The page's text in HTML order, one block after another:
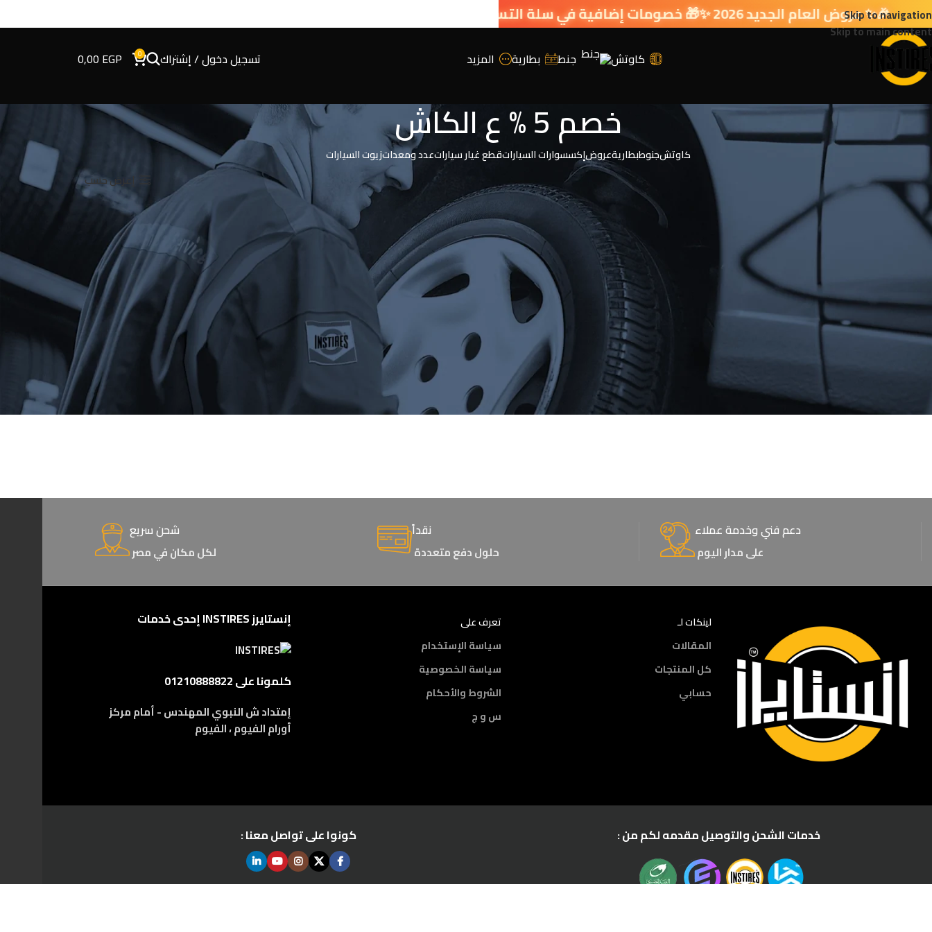
Skip to navigation
Skip to main content
كاوتش جنط بطارية المزيد تسجيل دخول / إشتراك 0
0,00 EGP
خصم 5 % ع الكاش
كاوتشجنوطبطاريةعروضإكسسوارات السياراتقطع غيار سياراتعدد ومعداتزيوت السيارات
الرئيسية صفقة اليوم المنتج إعرض حسب
دعم فني وخدمة عملاء
على مدار اليوم
نقداً
حلول دفع متعددة
شحن سريع
لكل مكان في مصر
لينكات لـ
المقالات
كل المنتجات
حسابي
تعرف على
سياسة الإستخدام
سياسة الخصوصية
الشروط والأحكام
س و ج
إنستايرز INSTIRES إحدى خدمات
كلمونا على 01210888822
إمتداد ش النبوي المهندس - أمام مركز
أورام الفيوم ، الفيوم
خدمات الشحن والتوصيل مقدمه لكم من : كونوا على تواصل معنا :
🎉✨ عروض العام الجديد 2026 ✨🎁 خصومات إضافية في سلة التسوق 🔥